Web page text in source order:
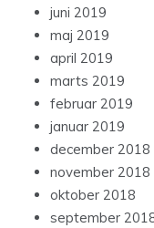
juni 2019
maj 2019
april 2019
marts 2019
februar 2019
januar 2019
december 2018
november 2018
oktober 2018
september